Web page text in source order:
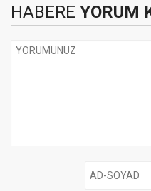
HABERE YORUM